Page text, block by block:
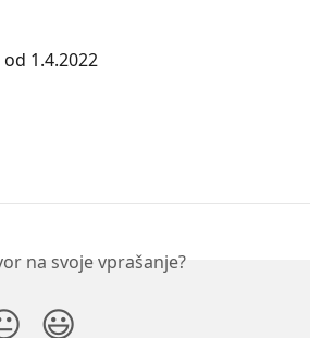
1.4.2022
na svoje vprašanje?
😃